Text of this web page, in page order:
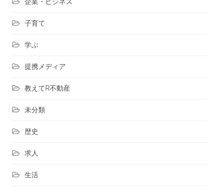
企業・ビジネス
子育て
学ぶ
提携メディア
教えてR不動産
未分類
歴史
求人
生活